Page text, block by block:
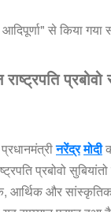
प्रधानमंत्रीनरेंद्रमोदी
प्रबोवो
आर्थिक और